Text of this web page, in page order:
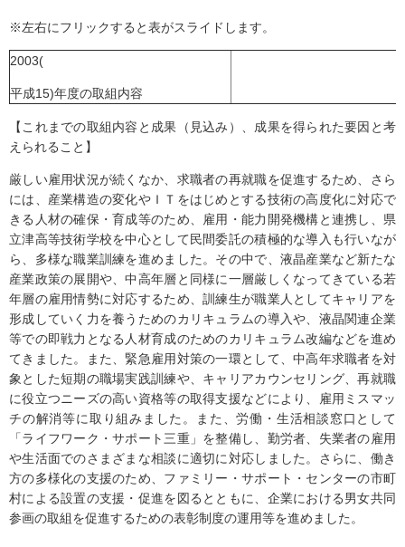
※左右にフリックすると表がスライドします。
2003(
平成15)年度の取組内容
【これまでの取組内容と成果（見込み）、成果を得られた要因と考
えられること】
厳しい雇用状況が続くなか、求職者の再就職を促進するため、さら
には、産業構造の変化やＩＴをはじめとする技術の高度化に対応で
きる人材の確保・育成等のため、雇用・能力開発機構と連携し、県
立津高等技術学校を中心として民間委託の積極的な導入も行いなが
ら、多様な職業訓練を進めました。その中で、液晶産業など新たな
産業政策の展開や、中高年層と同様に一層厳しくなってきている若
年層の雇用情勢に対応するため、訓練生が職業人としてキャリアを
形成していく力を養うためのカリキュラムの導入や、液晶関連企業
等での即戦力となる人材育成のためのカリキュラム改編などを進め
てきました。また、緊急雇用対策の一環として、中高年求職者を対
象とした短期の職場実践訓練や、キャリアカウンセリング、再就職
に役立つニーズの高い資格等の取得支援などにより、雇用ミスマッ
チの解消等に取り組みました。また、労働・生活相談窓口として
「ライフワーク・サポート三重」を整備し、勤労者、失業者の雇用
や生活面でのさまざまな相談に適切に対応しました。さらに、働き
方の多様化の支援のため、ファミリー・サポート・センターの市町
村による設置の支援・促進を図るとともに、企業における男女共同
参画の取組を促進するための表彰制度の運用等を進めました。